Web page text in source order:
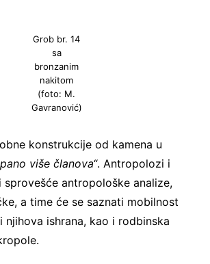
Grob br. 14
sa
bronzanim
nakitom
(foto: M.
Gavranović)
konstrukcije od kamena u
više članova“. Antropolozi i
antropološke analize,
a time će se saznati mobilnost
njihova ishrana, kao i rodbinska